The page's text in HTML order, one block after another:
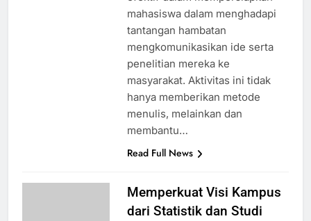
mahasiswa dalam menghadapi
tantangan hambatan
mengkomunikasikan ide serta
penelitian mereka ke
masyarakat. Aktivitas ini tidak
hanya memberikan metode
menulis, melainkan dan
membantu…
Read Full News
Memperkuat Visi Kampus
dari Statistik dan Studi